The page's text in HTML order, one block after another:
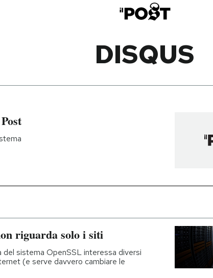
DISQUS
riguarda solo i siti
del sistema OpenSSL interessa diversi
(e serve davvero cambiare le